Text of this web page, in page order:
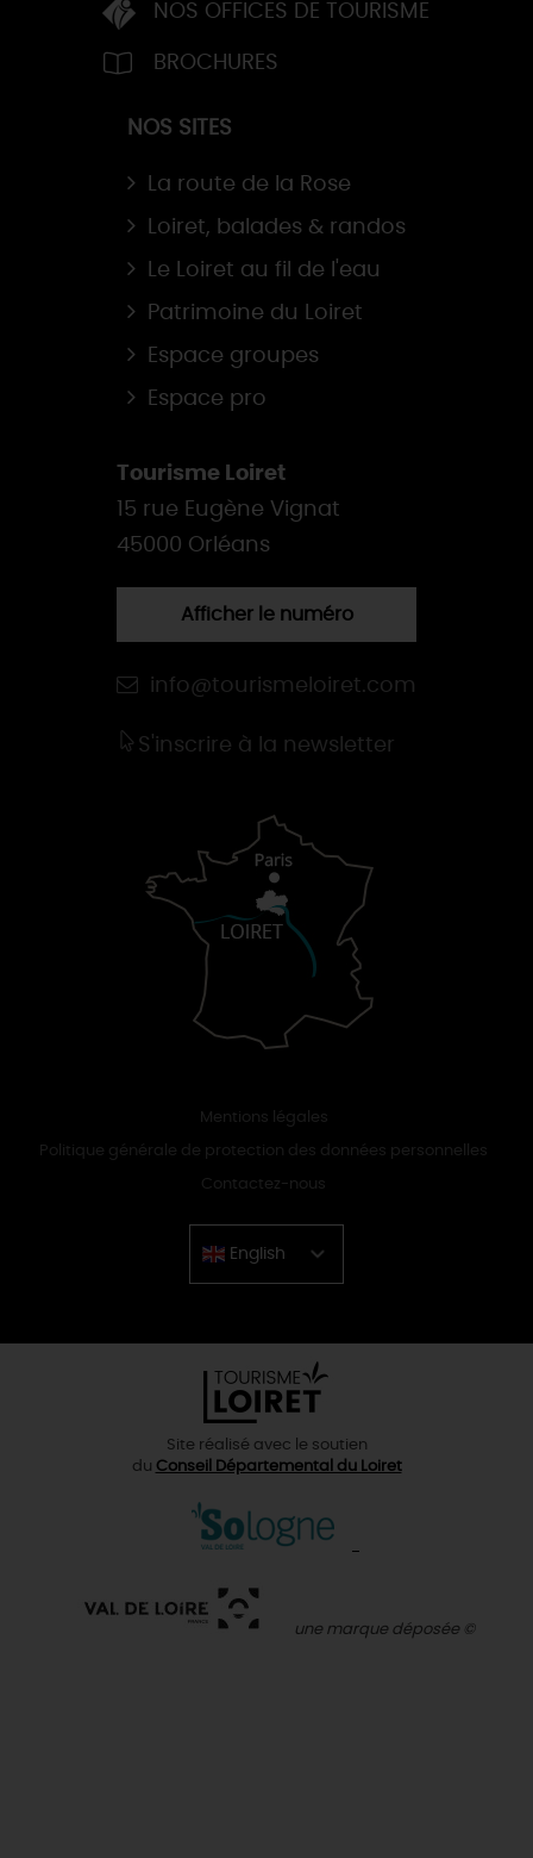
NOS OFFICES DE TOURISME
BROCHURES
NOS SITES
La route de la Rose
Loiret, balades & randos
Le Loiret au fil de l'eau
Patrimoine du Loiret
Espace groupes
Espace pro
Tourisme Loiret
15 rue Eugène Vignat
45000 Orléans
Afficher le numéro
info@tourismeloiret.com
S'inscrire à la newsletter
Mentions légales
Politique générale de protection des données personnelles
Contactez-nous
English
Chinese
Site réalisé avec le soutien
du Conseil Départemental du Loiret
une marque déposée ©